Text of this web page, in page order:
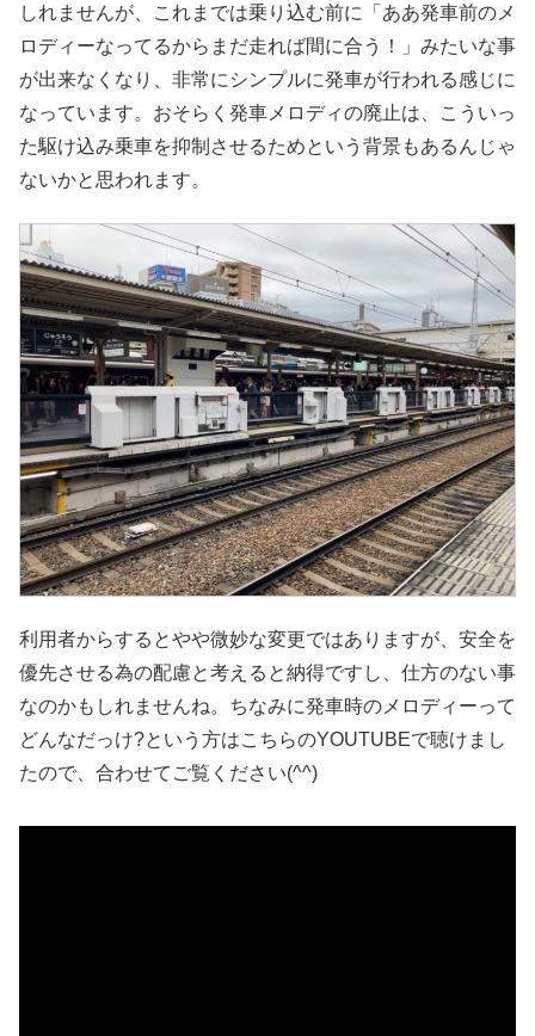
しれませんが、これまでは乗り込む前に「ああ発車前のメ
ロディーなってるからまだ走れば間に合う！」みたいな事
が出来なくなり、非常にシンプルに発車が行われる感じに
なっています。おそらく発車メロディの廃止は、こういっ
た駆け込み乗車を抑制させるためという背景もあるんじゃ
ないかと思われます。
利用者からするとやや微妙な変更ではありますが、安全を
優先させる為の配慮と考えると納得ですし、仕方のない事
なのかもしれませんね。ちなみに発車時のメロディーって
どんなだっけ?という方はこちらのYOUTUBEで聴けまし
たので、合わせてご覧ください(^^)